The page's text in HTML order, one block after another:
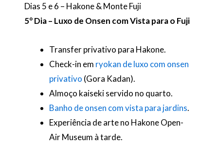
Dias 5 e 6 – Hakone & Monte Fuji
5° Dia – Luxo de Onsen com Vista para o Fuji
Transfer privativo para Hakone.
Check-in em ryokan de luxo com onsen
privativo (Gora Kadan).
Almoço kaiseki servido no quarto.
Banho de onsen com vista para jardins.
Experiência de arte no Hakone Open-
Air Museum à tarde.